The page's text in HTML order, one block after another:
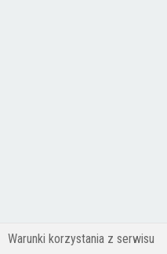
Warunki korzystania z serwisu